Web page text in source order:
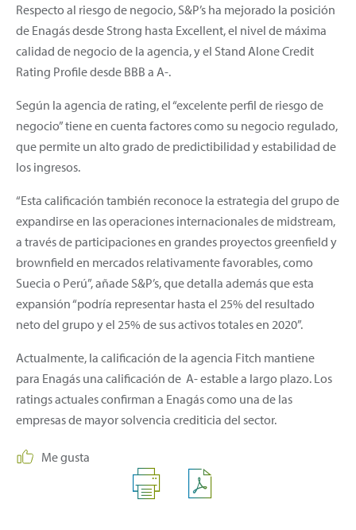
Respecto al riesgo de negocio, S&P’s ha mejorado la posición
de Enagás desde Strong hasta Excellent, el nivel de máxima
calidad de negocio de la agencia, y el Stand Alone Credit
Rating Profile desde BBB a A-.
Según la agencia de rating, el “excelente perfil de riesgo de
negocio” tiene en cuenta factores como su negocio regulado,
que permite un alto grado de predictibilidad y estabilidad de
los ingresos.
“Esta calificación también reconoce la estrategia del grupo de
expandirse en las operaciones internacionales de midstream,
a través de participaciones en grandes proyectos greenfield y
brownfield en mercados relativamente favorables, como
Suecia o Perú”, añade S&P’s, que detalla además que esta
expansión “podría representar hasta el 25% del resultado
neto del grupo y el 25% de sus activos totales en 2020”.
Actualmente, la calificación de la agencia Fitch mantiene
para Enagás una calificación de A- estable a largo plazo. Los
ratings actuales confirman a Enagás como una de las
empresas de mayor solvencia crediticia del sector.
Me gusta